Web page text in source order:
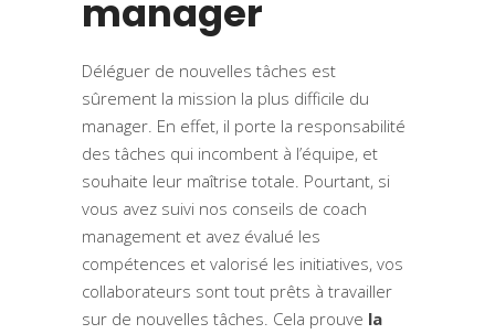
manager
Déléguer de nouvelles tâches est
sûrement la mission la plus difficile du
manager. En effet, il porte la responsabilité
des tâches qui incombent à l’équipe, et
souhaite leur maîtrise totale. Pourtant, si
vous avez suivi nos conseils de coach
management et avez évalué les
compétences et valorisé les initiatives, vos
collaborateurs sont tout prêts à travailler
sur de nouvelles tâches. Cela prouve la